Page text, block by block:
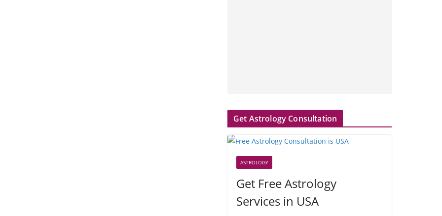
Get Astrology Consultation
ASTROLOGY
Get Free Astrology
Services in USA